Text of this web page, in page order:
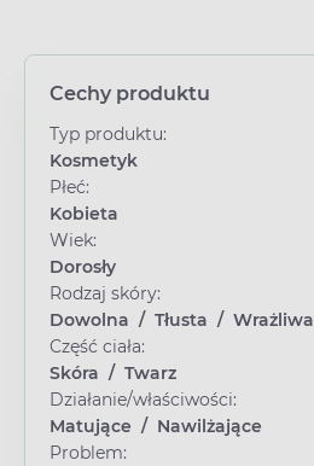
Cechy produktu
Typ produktu:
Kosmetyk
Płeć:
Kobieta
Wiek:
Dorosły
Rodzaj skóry:
Dowolna / Tłusta / Wrażliwa
Część ciała:
Skóra / Twarz
Działanie/właściwości:
Matujące / Nawilżające
Problem: